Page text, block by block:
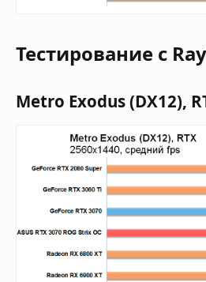
Тестирование с
Metro Exodus (DX12),